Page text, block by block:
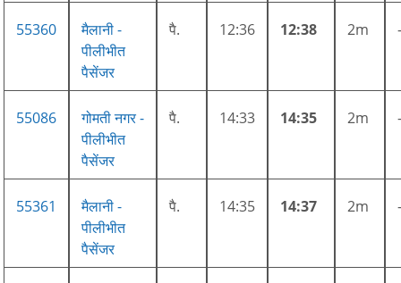
55360
मैलानी -
पीलीभीत
पैसेंजर
पै. 12:36 12:38 2m
55086
गोमती नगर -
पीलीभीत
पैसेंजर
पै. 14:33 14:35 2m
55361
मैलानी -
पीलीभीत
पैसेंजर
पै. 14:35 14:37 2m